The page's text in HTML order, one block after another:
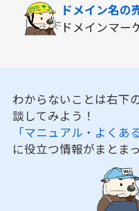
ドメイン名の
ドメインマー
わからないことは右下
談してみよう！
「マニュアル・よくあ
に役立つ情報がまとま